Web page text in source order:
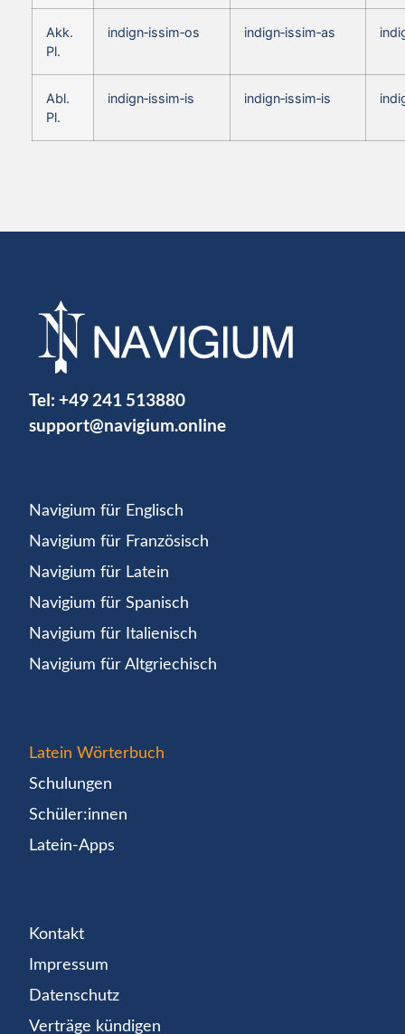
Akk.
Pl.
indign‑issim‑os indign‑issim‑as
Abl.
Pl.
indign‑issim‑is indign‑issim‑is
Tel: +49 241 513880
support@navigium.online
Navigium für Englisch
Navigium für Französisch
Navigium für Latein
Navigium für Spanisch
Navigium für Italienisch
Navigium für Altgriechisch
Latein Wörterbuch
Schulungen
Schüler:innen
Latein-Apps
Kontakt
Impressum
Datenschutz
Verträge kündigen